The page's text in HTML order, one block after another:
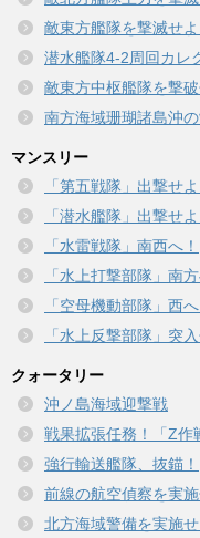
敵東方艦隊を撃滅せよ
潜水艦隊4-2周回カレ
敵東方中枢艦隊を撃破
南方海域珊瑚諸島沖
マンスリー
「第五戦隊」出撃せよ
「潜水艦隊」出撃せよ
「水雷戦隊」南西へ！
「水上打撃部隊」南
「空母機動部隊」西へ
「水上反撃部隊」突入
クォータリー
沖ノ島海域迎撃戦
戦果拡張任務！「Z作
強行輸送艦隊、抜錨！
前線の航空偵察を実施
北方海域警備を実施せ